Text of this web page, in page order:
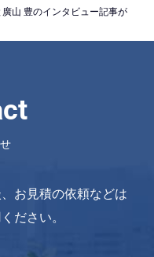
山 豊のインタビュー記事が
お見積の依頼などは
ださい。